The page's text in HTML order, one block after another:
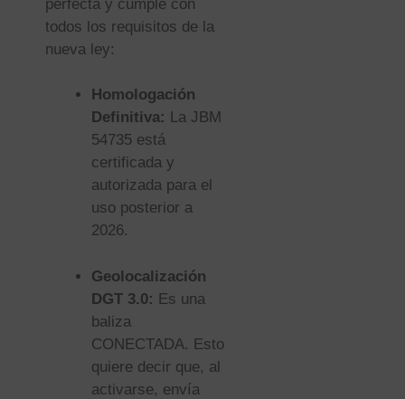
perfecta y cumple con
todos los requisitos de la
nueva ley:
Homologación
Definitiva: La JBM
54735 está
certificada y
autorizada para el
uso posterior a
2026.
Geolocalización
DGT 3.0: Es una
baliza
CONECTADA. Esto
quiere decir que, al
activarse, envía